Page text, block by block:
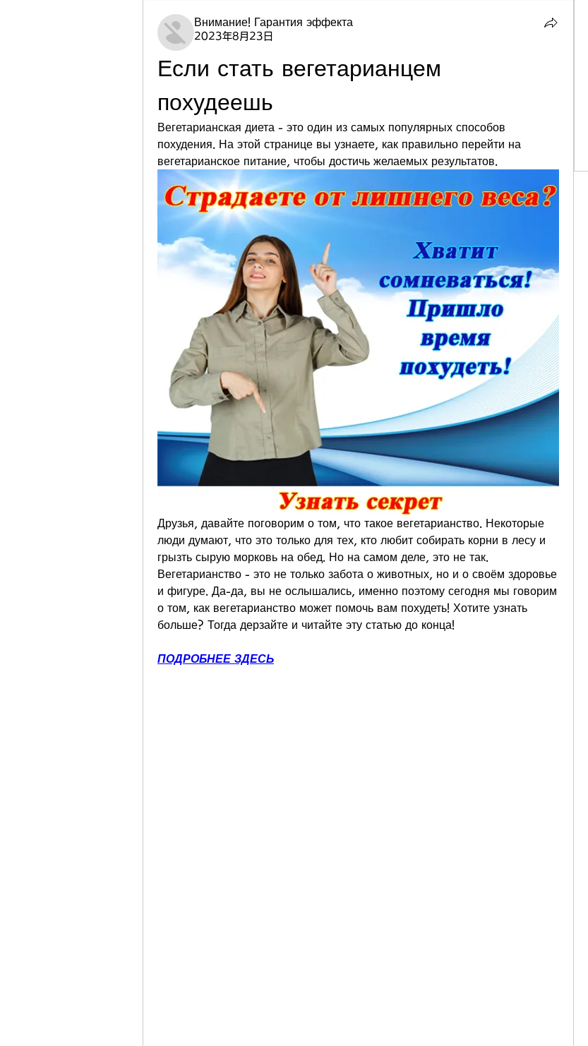
Внимание! Гарантия эффекта
2023年8月23日
Если стать вегетарианцем
похудеешь
Вегетарианская диета - это один из самых популярных способов
похудения. На этой странице вы узнаете, как правильно перейти на
вегетарианское питание, чтобы достичь желаемых результатов.
Друзья, давайте поговорим о том, что такое вегетарианство. Некоторые
люди думают, что это только для тех, кто любит собирать корни в лесу и
грызть сырую морковь на обед. Но на самом деле, это не так.
Вегетарианство - это не только забота о животных, но и о своём здоровье
и фигуре. Да-да, вы не ослышались, именно поэтому сегодня мы говорим
о том, как вегетарианство может помочь вам похудеть! Хотите узнать
больше? Тогда дерзайте и читайте эту статью до конца!
ПОДРОБНЕЕ ЗДЕСЬ